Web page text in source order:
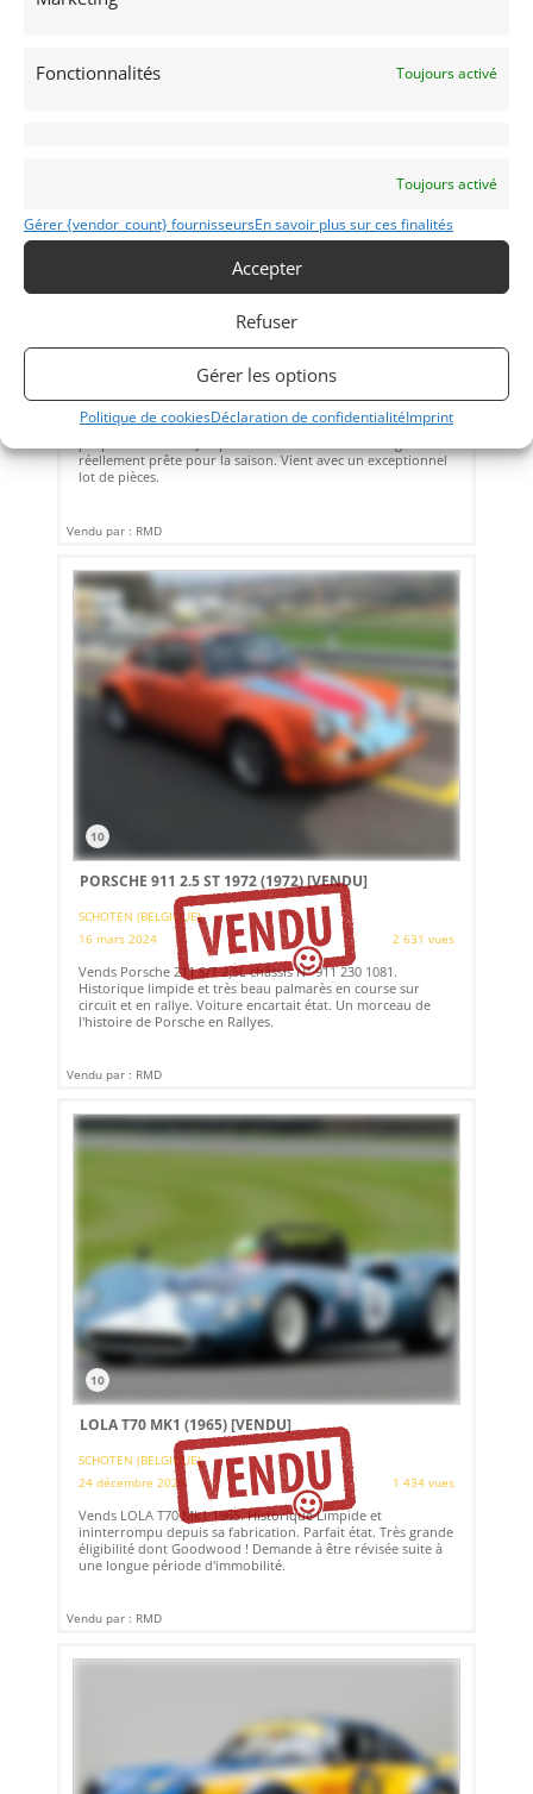
Fonctionnalités Toujours activé
Toujours activé
Gérer {vendor_count} fournisseursEn savoir plus sur ces finalités
Accepter
Refuser
Gérer les options
Politique de cookiesDéclaration de confidentialitéImprint
10
SCHOTEN (BELGIQUE)
Vends Chevron B16 de 1970 Châssis #DBE15. Historique de
réellement prête pour la saison. Vient avec un exceptionnel
lot de pièces.
Vendu par : RMD
10
PORSCHE 911 2.5 ST 1972 (1972)[VENDU]
SCHOTEN (BELGIQUE)
16 mars 2024
2 631 vues
Vends Porsche 211 S/T 2,5L châssis N° 911 230 1081.
Historique limpide et très beau palmarès en course sur
circuit et en rallye. Voiture encartait état. Un morceau de
l'histoire de Porsche en Rallyes.
Vendu par : RMD
10
LOLA T70 MK1 (1965)[VENDU]
SCHOTEN (BELGIQUE)
24 décembre 2021
1 434 vues
Vends LOLA T70 Mk1 1965. Historique Limpide et
ininterrompu depuis sa fabrication. Parfait état. Très grande
éligibilité dont Goodwood ! Demande à être révisée suite à
une longue période d'immobilité.
Vendu par : RMD